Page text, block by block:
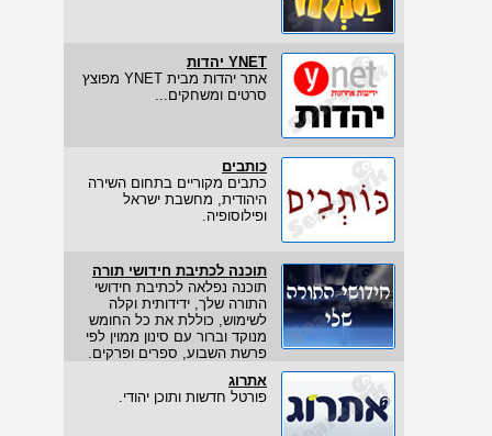
YNET יהדות
אתר יהדות מבית YNET מפוצץ
סרטים ומשחקים...
כותבים
כתבים מקוריים בתחום השירה
היהודית, מחשבת ישראל
ופילוסופיה.
תוכנה לכתיבת חידושי תורה
תוכנה נפלאה לכתיבת חידושי
התורה שלך, ידידותית וקלה
לשימוש, כוללת את כל החומש
מנוקד וברור עם סינון ממוין לפי
פרשת השבוע, ספרים ופרקים.
אתרוג
פורטל חדשות ותוכן יהודי.